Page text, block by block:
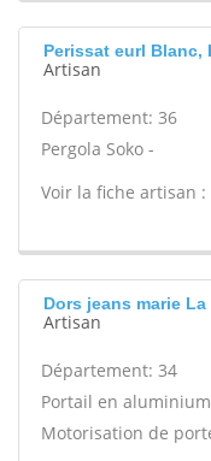
Perissat eurl Blanc,
Artisan
Département: 36
Pergola Soko -
Voir la fiche artisan :
Dors jeans marie
Artisan
Département: 34
Portail en
Motorisation de